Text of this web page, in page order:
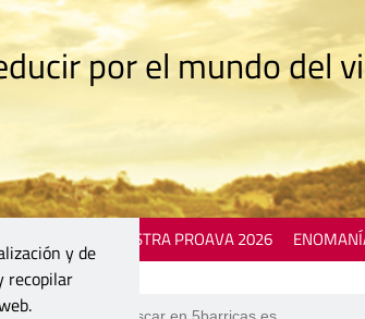
por el mundo del
MOSTRA PROAVA 2026
y de
recopilar